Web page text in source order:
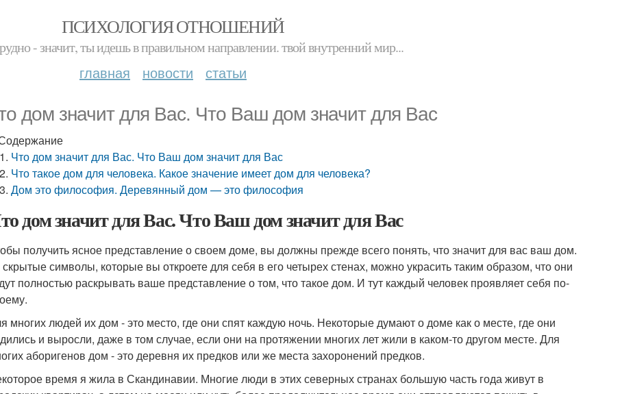
ПСИХОЛОГИЯ ОТНОШЕНИЙ
- значит, ты идешь в правильном направлении. твой внутренний мир...
главная новости статьи
дом значит для Вас. Что Ваш дом значит для Вас
Что дом значит для Вас. Что Ваш дом значит для Вас
Что такое дом для человека. Какое значение имеет дом для человека?
Дом это философия. Деревянный дом — это философия
дом значит для Вас. Что Ваш дом значит для Вас
получить ясное представление о своем доме, вы должны прежде всего понять, что значит для вас ваш дом.
символы, которые вы откроете для себя в его четырех стенах, можно украсить таким образом, что они
полностью раскрывать ваше представление о том, что такое дом. И тут каждый человек проявляет себя по-
многих людей их дом - это место, где они спят каждую ночь. Некоторые думают о доме как о месте, где они
и выросли, даже в том случае, если они на протяжении многих лет жили в каком-то другом месте. Для
аборигенов дом - это деревня их предков или же места захоронений предков.
время я жила в Скандинавии. Многие люди в этих северных странах большую часть года живут в